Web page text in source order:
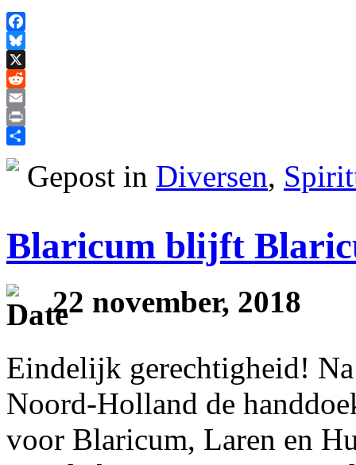
Facebook
Bluesky
X
Reddit
Email
Print
Delen
Gepost in Diversen,
Blaricum blijft
22 november, 2018
Eindelijk gerechtigheid!
Noord-Holland de
voor Blaricum, Laren en